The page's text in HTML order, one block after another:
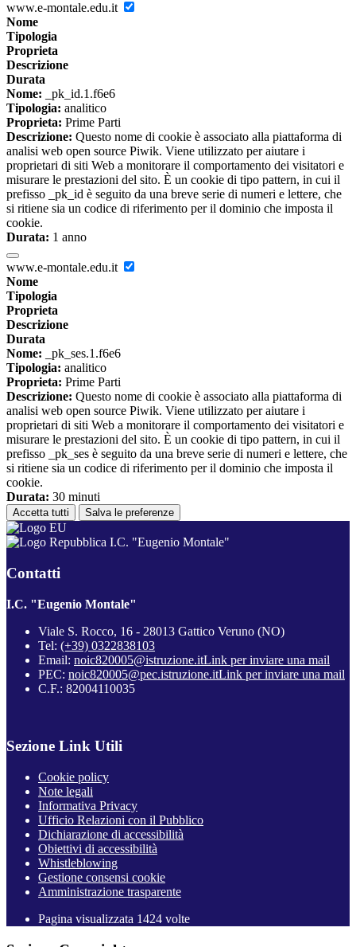
www.e-montale.edu.it
Nome
Tipologia
Proprieta
Descrizione
Durata
Nome: _pk_id.1.f6e6
Tipologia: analitico
Proprieta: Prime Parti
Descrizione: Questo nome di cookie è associato alla piattaforma di
analisi web open source Piwik. Viene utilizzato per aiutare i
proprietari di siti Web a monitorare il comportamento dei visitatori e
misurare le prestazioni del sito. È un cookie di tipo pattern, in cui il
prefisso _pk_id è seguito da una breve serie di numeri e lettere, che
si ritiene sia un codice di riferimento per il dominio che imposta il
cookie.
Durata: 1 anno
www.e-montale.edu.it
Nome
Tipologia
Proprieta
Descrizione
Durata
Nome: _pk_ses.1.f6e6
Tipologia: analitico
Proprieta: Prime Parti
Descrizione: Questo nome di cookie è associato alla piattaforma di
analisi web open source Piwik. Viene utilizzato per aiutare i
proprietari di siti Web a monitorare il comportamento dei visitatori e
misurare le prestazioni del sito. È un cookie di tipo pattern, in cui il
prefisso _pk_ses è seguito da una breve serie di numeri e lettere, che
si ritiene sia un codice di riferimento per il dominio che imposta il
cookie.
Durata: 30 minuti
Accetta tutti Salva le preferenze
I.C. "Eugenio Montale"
Contatti
I.C. "Eugenio Montale"
Viale S. Rocco, 16 - 28013 Gattico Veruno (NO)
Tel: (+39) 0322838103
Email: noic820005@istruzione.itLink per inviare una mail
PEC: noic820005@pec.istruzione.itLink per inviare una mail
C.F.: 82004110035
Sezione Link Utili
Cookie policy
Note legali
Informativa Privacy
Ufficio Relazioni con il Pubblico
Dichiarazione di accessibilità
Obiettivi di accessibilità
Whistleblowing
Gestione consensi cookie
Amministrazione trasparente
Pagina visualizzata 1424 volte